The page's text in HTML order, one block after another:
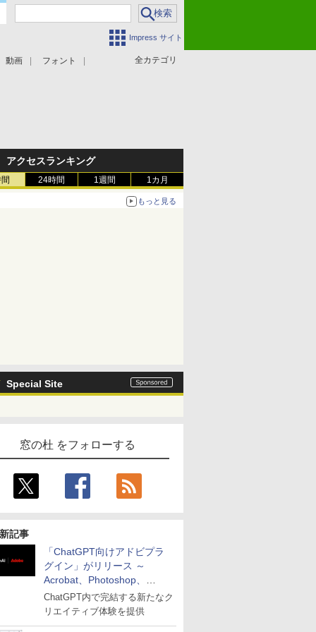
Impress サイト
全カテゴリ
動画 フォント
アクセスランキング
24時間 1週間 1カ月
もっと見る
Special Site
窓の杜 をフォローする
記事
「ChatGPT向けアドビプラ
グイン」がリリース ～
Acrobat、Photoshop、
Premiereなどの機能を1つの
プラグインに統合
ChatGPT内で完結する新たなク
リエイティブ体験を提供